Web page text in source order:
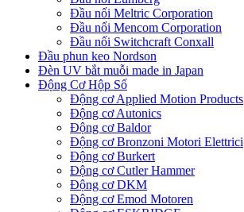
Đầu nối Meltric Corporation
Đầu nối Mencom Corporation
Đầu nối Switchcraft Conxall
Đầu phun keo Nordson
Đèn UV bắt muỗi made in Japan
Động Cơ Hộp Số
Động cơ Applied Motion Products
Động cơ Autonics
Động cơ Baldor
Động cơ Bronzoni Motori Elettrici
Động cơ Burkert
Động cơ Cutler Hammer
Động cơ DKM
Động cơ Emod Motoren